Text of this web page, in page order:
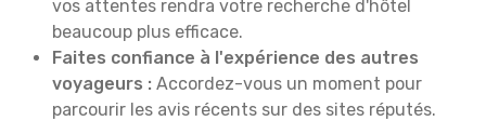
vos attentes rendra votre recherche d'hôtel
beaucoup plus efficace.
Faites confiance à l'expérience des autres
voyageurs : Accordez-vous un moment pour
parcourir les avis récents sur des sites réputés.